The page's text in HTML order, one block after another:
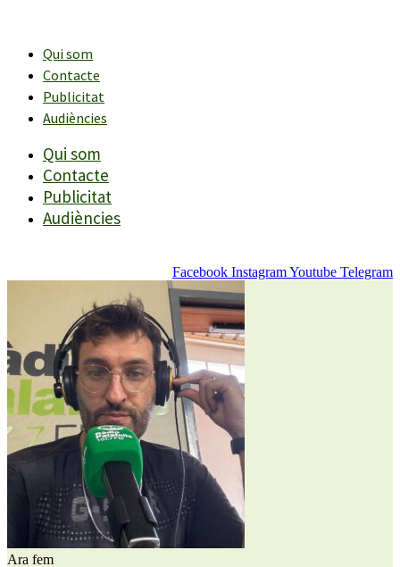
contingutQui som
Contacte
Publicitat
Audiències
Qui som
Contacte
Publicitat
Audiències
Facebook InstagramYoutube Telegram
Ara fem